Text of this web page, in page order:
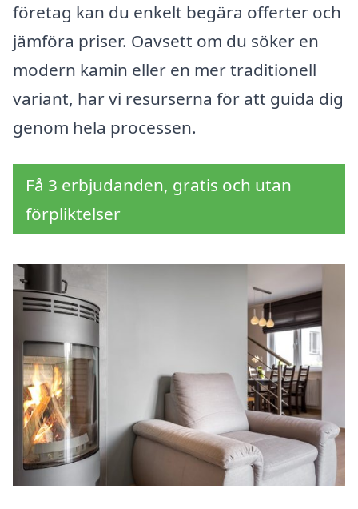
företag kan du enkelt begära offerter och
jämföra priser. Oavsett om du söker en
modern kamin eller en mer traditionell
variant, har vi resurserna för att guida dig
genom hela processen.
Få 3 erbjudanden, gratis och utan
förpliktelser